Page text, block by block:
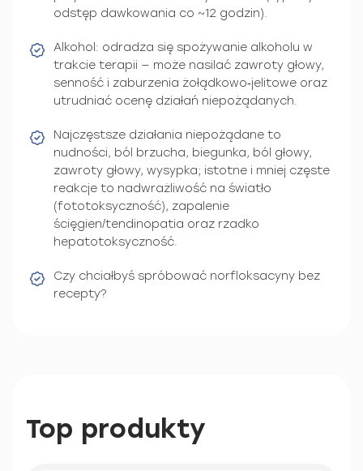
odstęp dawkowania co ~12 godzin).
Alkohol: odradza się spożywanie alkoholu w
trakcie terapii — może nasilać zawroty głowy,
senność i zaburzenia żołądkowo‑jelitowe oraz
utrudniać ocenę działań niepożądanych.
Najczęstsze działania niepożądane to
nudności, ból brzucha, biegunka, ból głowy,
zawroty głowy, wysypka; istotne i mniej częste
reakcje to nadwrażliwość na światło
(fototoksyczność), zapalenie
ścięgien/tendinopatia oraz rzadko
hepatotoksyczność.
Czy chciałbyś spróbować norfloksacyny bez
recepty?
Top produkty